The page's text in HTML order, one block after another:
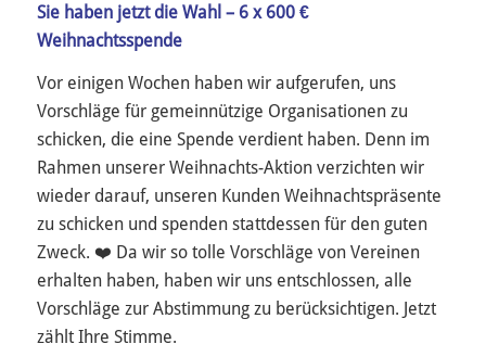
Sie haben jetzt die Wahl – 6 x 600 €
Weihnachtsspende
Vor einigen Wochen haben wir aufgerufen, uns
Vorschläge für gemeinnützige Organisationen zu
schicken, die eine Spende verdient haben. Denn im
Rahmen unserer Weihnachts-Aktion verzichten wir
wieder darauf, unseren Kunden Weihnachtspräsente
zu schicken und spenden stattdessen für den guten
Zweck. ❤️ Da wir so tolle Vorschläge von Vereinen
erhalten haben, haben wir uns entschlossen, alle
Vorschläge zur Abstimmung zu berücksichtigen. Jetzt
zählt Ihre Stimme.